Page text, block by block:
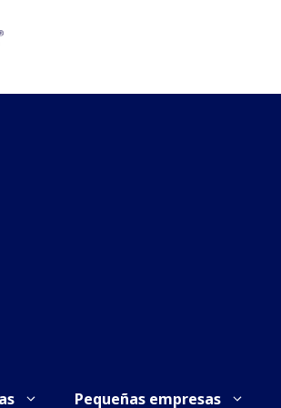
Pequeñas empresas